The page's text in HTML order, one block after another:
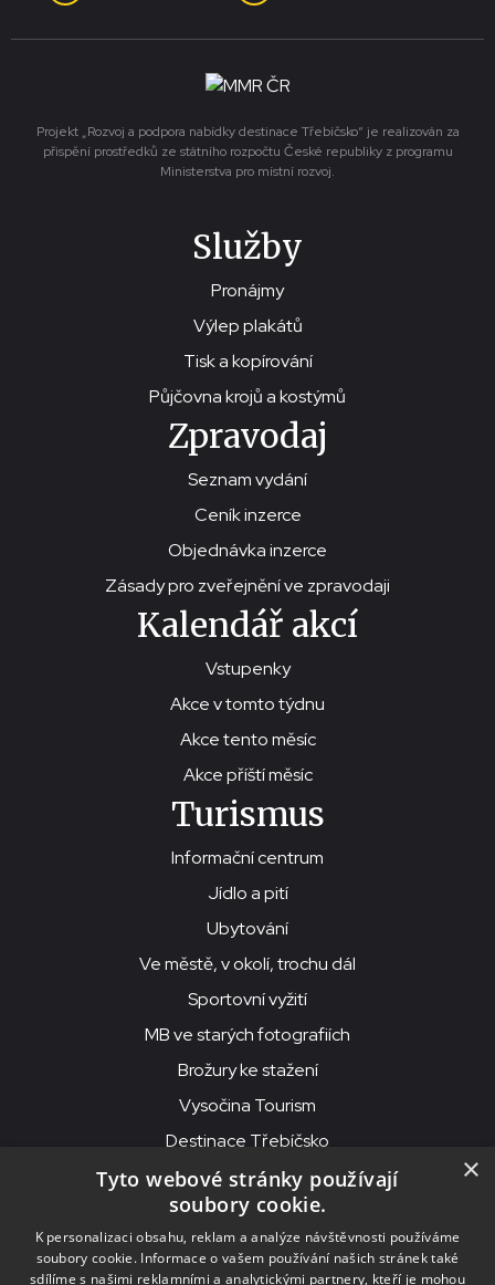
Projekt „Rozvoj a podpora nabídky destinace Třebíčsko“ je realizován za
přispění prostředků ze státního rozpočtu České republiky z programu
Ministerstva pro místní rozvoj.
Služby
Pronájmy
Výlep plakátů
Tisk a kopírování
Půjčovna krojů a kostýmů
Zpravodaj
Seznam vydání
Ceník inzerce
Objednávka inzerce
Zásady pro zveřejnění ve zpravodaji
Kalendář akcí
Vstupenky
Akce v tomto týdnu
Akce tento měsíc
Akce příští měsíc
Turismus
Informační centrum
Jídlo a pití
Ubytování
Ve městě, v okolí, trochu dál
Sportovní vyžití
MB ve starých fotografiích
Brožury ke stažení
Vysočina Tourism
Destinace Třebíčsko
MKS Beseda, příspěvková organizace, Purcnerova 62, 676 02
Moravské Budějovice
IČO: 00091758, DIČ: CZ00091758, ID datové schránky: chjn2kd
×
Tyto webové stránky používají
soubory cookie.
K personalizaci obsahu, reklam a analýze návštěvnosti používáme
soubory cookie. Informace o vašem používání našich stránek také
sdílíme s našimi reklamními a analytickými partnery, kteří je mohou